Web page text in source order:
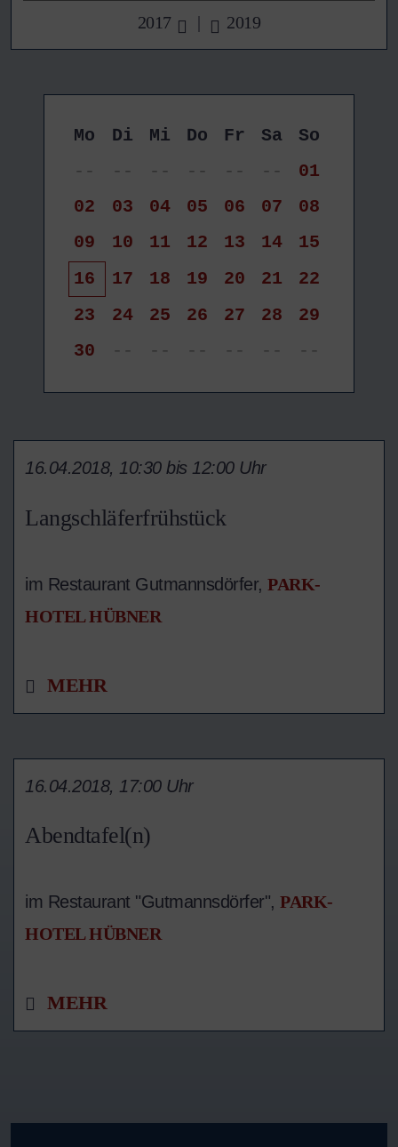
2017 | 2019
Mo Di Mi Do Fr Sa
So
--
-- -- -- -- --
01
02
03 04 05 06 07
08
09
10 11 12 13 14
15
16
17 18 19 20 21
22
23
24 25 26 27 28
29
30
-- -- -- -- -- --
Langschläferfrühstück
16.04.2018, 10:30 bis 12:00 Uhr
im Restaurant Gutmannsdörfer, PARK-
HOTEL HÜBNER
MEHR
Abendtafel(n)
16.04.2018, 17:00 Uhr
im Restaurant "Gutmannsdörfer", PARK-
HOTEL HÜBNER
MEHR